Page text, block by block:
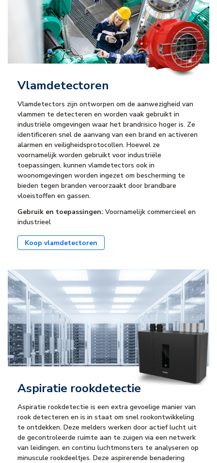
Vlamdetectoren
Vlamdetectors zijn ontworpen om de aanwezigheid van
vlammen te detecteren en worden vaak gebruikt in
industriële omgevingen waar het brandrisico hoger is. Ze
identificeren snel de aanvang van een brand en activeren
alarmen en veiligheidsprotocollen. Hoewel ze
voornamelijk worden gebruikt voor industriële
toepassingen, kunnen vlamdetectors ook in
woonomgevingen worden ingezet om bescherming te
bieden tegen branden veroorzaakt door brandbare
vloeistoffen en gassen.
Gebruik en toepassingen: Voornamelijk commercieel en
industrieel
Koop vlamdetectoren
Aspiratie rookdetectie
Aspiratie rookdetectie is een extra gevoelige manier van
rook detecteren en is in staat om snel rookontwikkeling
te ontdekken. Deze melders werken door actief lucht uit
de gecontroleerde ruimte aan te zuigen via een netwerk
van leidingen, en continu luchtmonsters te analyseren op
minuscule rookdeeltjes. Deze aspirerende benadering